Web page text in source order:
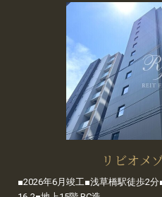
リビオメ
■2026年6月竣工■浅草橋駅徒歩2